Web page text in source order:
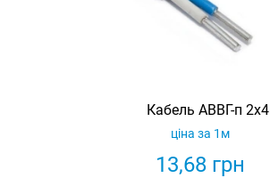
Кабель АВВГ-п 2х4
13,68 грн
ціна за 1м